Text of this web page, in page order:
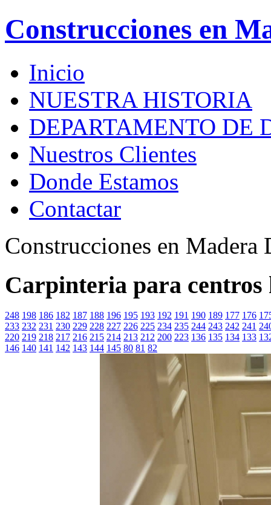
Construcciones en
Inicio
NUESTRA HISTORIA
DEPARTAMENTO DE
Nuestros Clientes
Donde Estamos
Contactar
Construcciones en Madera
Carpinteria para centros
248 198 186 182 187 188 196 195 193 192 191 190 189 177 176
233 232 231 230 229 228 227 226 225 234 235 244 243 242 241
220 219 218 217 216 215 214 213 212 200 223 136 135 134 133
146 140 141 142 143 144 145 80 81 82